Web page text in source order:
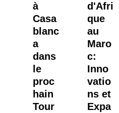
à
Casa
blanc
a
dans
le
proc
hain
Tour
d'Afri
que
au
Maro
c:
Inno
vatio
ns et
Expa